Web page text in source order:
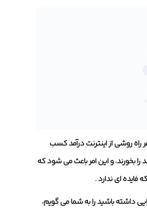
راه روشی از اینترنت درآمد کسب
بخورند، و این امر باعث می شود که
فایده ای ندارد .
داشته باشید را به شما می گویم،